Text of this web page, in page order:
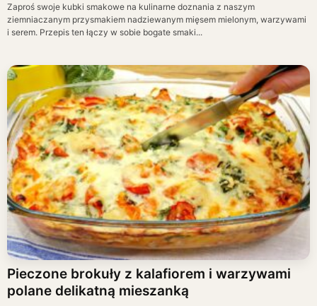
Zaproś swoje kubki smakowe na kulinarne doznania z naszym
ziemniaczanym przysmakiem nadziewanym mięsem mielonym, warzywami
i serem. Przepis ten łączy w sobie bogate smaki...
Pieczone brokuły z kalafiorem i warzywami
polane delikatną mieszanką